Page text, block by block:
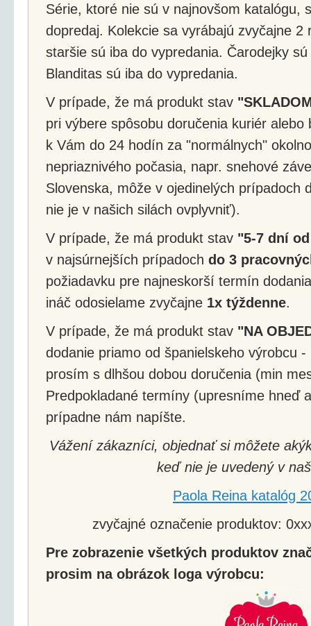
Série, ktoré nie sú v najnovšom katalógu,
dopredaj. Kolekcie sa vyrábajú zvyčajne 2
staršie sú iba do vypredania. Čarodejky
Blanditas sú iba do vypredania.
V prípade, že má produkt stav
pri výbere spôsobu doručenia kuriér
k Vám do 24 hodín za "normálnych"
nepriaznivého počasia, napr. snehové
Slovenska, môže v ojedinelých prípadoch
nie je v našich silách ovplyvniť).
V prípade, že má produkt stav "5-7 dní
v najsúrnejších prípadoch do 3
požiadavku pre najneskorší termín
ináč odosielame zvyčajne 1x týždenne.
V prípade, že má produkt stav "NA
dodanie priamo od španielskeho výrobcu
prosím s dlhšou dobou doručenia (min
Predpokladané termíny (upresníme hneď
prípadne nám napíšte.
Vážení zákazníci, objednať si môžete
keď nie je uvedený v
Paola Reina katalóg
zvyčajné označenie produktov:
Pre zobrazenie všetkých produktov
prosim na obrázok loga výrobcu: